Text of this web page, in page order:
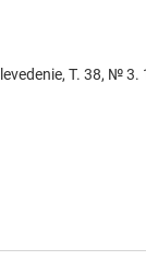
T. 38, № 3.